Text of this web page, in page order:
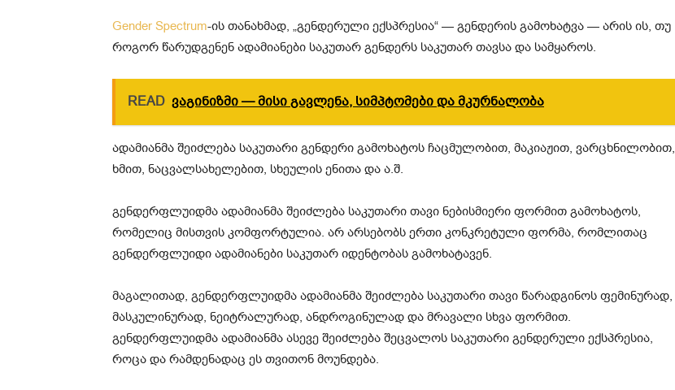
Gender Spectrum-ის თანახმად, „გენდერული ექსპრესია“ — გენდერის გამოხატვა — არის ის, თუ
როგორ წარუდგენენ ადამიანები საკუთარ გენდერს საკუთარ თავსა და სამყაროს.
READ ვაგინიზმი — მისი გავლენა, სიმპტომები და მკურნალობა
ადამიანმა შეიძლება საკუთარი გენდერი გამოხატოს ჩაცმულობით, მაკიაჟით, ვარცხნილობით,
ხმით, ნაცვალსახელებით, სხეულის ენითა და ა.შ.
გენდერფლუიდმა ადამიანმა შეიძლება საკუთარი თავი ნებისმიერი ფორმით გამოხატოს,
რომელიც მისთვის კომფორტულია. არ არსებობს ერთი კონკრეტული ფორმა, რომლითაც
გენდერფლუიდი ადამიანები საკუთარ იდენტობას გამოხატავენ.
მაგალითად, გენდერფლუიდმა ადამიანმა შეიძლება საკუთარი თავი წარადგინოს ფემინურად,
მასკულინურად, ნეიტრალურად, ანდროგინულად და მრავალი სხვა ფორმით.
გენდერფლუიდმა ადამიანმა ასევე შეიძლება შეცვალოს საკუთარი გენდერული ექსპრესია,
როცა და რამდენადაც ეს თვითონ მოუნდება.